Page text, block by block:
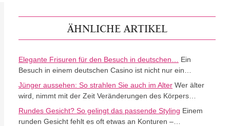
ÄHNLICHE ARTIKEL
Elegante Frisuren für den Besuch in deutschen…
Ein
Besuch in einem deutschen Casino ist nicht nur ein…
Jünger aussehen: So strahlen Sie auch im Alter Wer älter
wird, nimmt mit der Zeit Veränderungen des Körpers…
Rundes Gesicht? So gelingt das passende Styling Einem
runden Gesicht fehlt es oft etwas an Konturen –…